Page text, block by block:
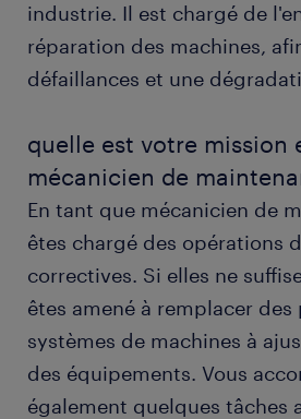
formation et compétences
nos offres d’emploi par
métiers associés
industrie. Il est chargé de
réparation des machines,
défaillances et une
quelle est votre mission
mécanicien de
En tant que mécanicien de
êtes chargé des opérations
correctives. Si elles ne
êtes amené à remplacer des
systèmes de machines à
des équipements. Vous
également quelques tâches